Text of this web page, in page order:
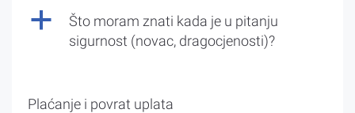
a
Što moram znati kada je u pitanju
sigurnost (novac, dragocjenosti)?
Plaćanje i povrat uplata